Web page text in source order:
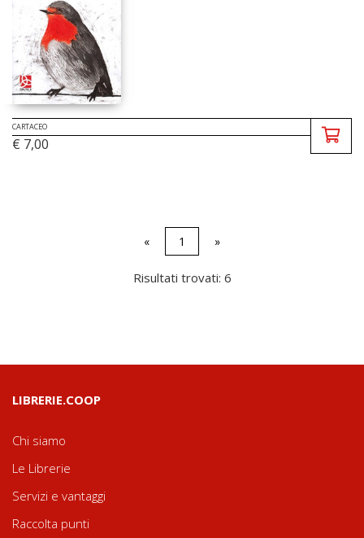
CARTACEO
€ 7,00
« 1 »
Risultati trovati: 6
LIBRERIE.COOP
Chi siamo
Le Librerie
Servizi e vantaggi
Raccolta punti